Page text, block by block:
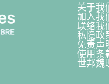
关于我
加入我
联络我
私隐政
免责声
使用条
世邦魏